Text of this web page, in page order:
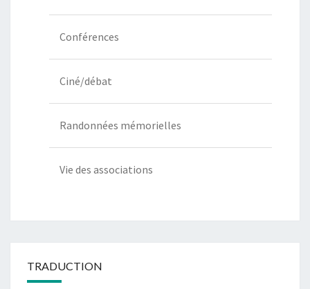
Conférences
Ciné/débat
Randonnées mémorielles
Vie des associations
TRADUCTION